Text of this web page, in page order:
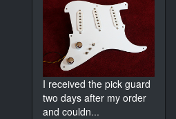
I received the pick guard
two days after my order
and couldn...